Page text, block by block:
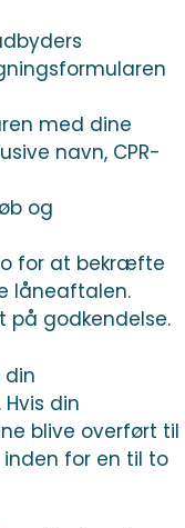
med dine
navn, CPR-
og
for at bekræfte
låneaftalen.
på godkendelse.
din
din
blive overført til
for en til to